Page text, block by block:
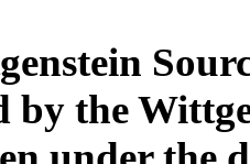
by the